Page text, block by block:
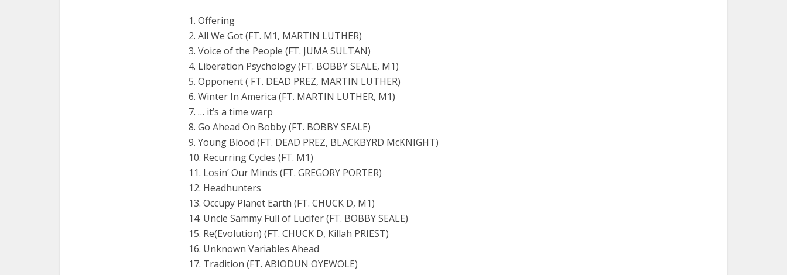
1. Offering
2. All We Got (FT. M1, MARTIN LUTHER)
3. Voice of the People (FT. JUMA SULTAN)
4. Liberation Psychology (FT. BOBBY SEALE, M1)
5. Opponent ( FT. DEAD PREZ, MARTIN LUTHER)
6. Winter In America (FT. MARTIN LUTHER, M1)
7. … it’s a time warp
8. Go Ahead On Bobby (FT. BOBBY SEALE)
9. Young Blood (FT. DEAD PREZ, BLACKBYRD McKNIGHT)
10. Recurring Cycles (FT. M1)
11. Losin’ Our Minds (FT. GREGORY PORTER)
12. Headhunters
13. Occupy Planet Earth (FT. CHUCK D, M1)
14. Uncle Sammy Full of Lucifer (FT. BOBBY SEALE)
15. Re(Evolution) (FT. CHUCK D, Killah PRIEST)
16. Unknown Variables Ahead
17. Tradition (FT. ABIODUN OYEWOLE)